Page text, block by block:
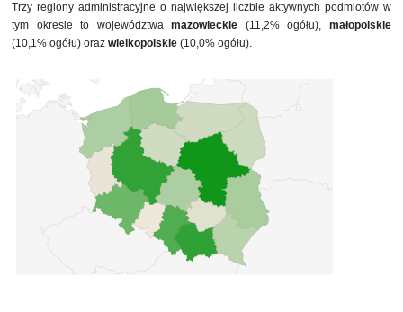
Trzy regiony administracyjne o największej liczbie aktywnych podmiotów w
tym okresie to województwamazowieckie (11,2% ogółu),małopolskie
(10,1% ogółu) oraz wielkopolskie (10,0% ogółu).